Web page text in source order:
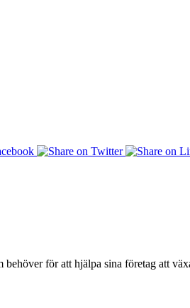
behöver för att hjälpa sina företag att